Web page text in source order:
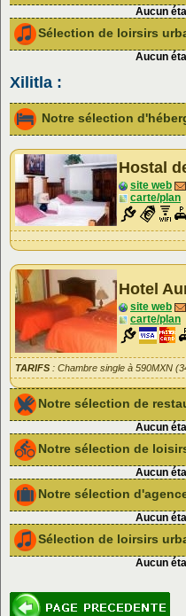
Aucun
Sélection de loirsirs
Aucun
Xilitla :
Notre sélection
Hostal
site web
carte/plan
Hotel
site web
carte/plan
TARIFS : Chambre single à 590MXN
Notre sélection de
Aucun
Notre sélection de
Aucun
Notre sélection
Aucun
Sélection de loirsirs
Aucun